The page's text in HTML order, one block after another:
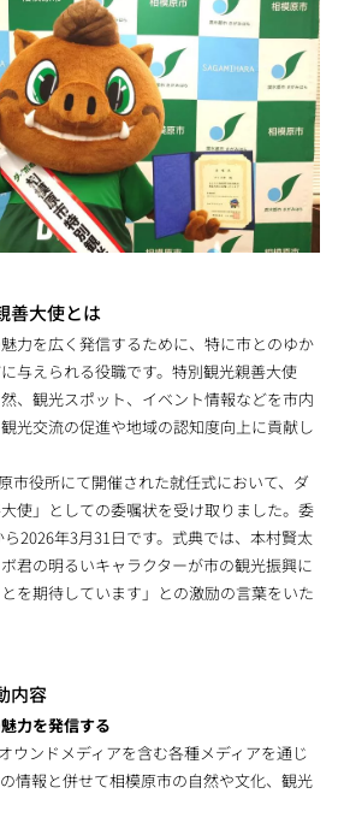
善大使とは
力を広く発信するために、特に市とのゆか
与えられる役職です。特別観光親善大使
、観光スポット、イベント情報などを市内
光交流の促進や地域の認知度向上に貢献し
市役所にて開催された就任式において、ダ
使」としての委嘱状を受け取りました。委
2026年3月31日です。式典では、本村賢太
君の明るいキャラクターが市の観光振興に
を期待しています」との激励の言葉をいた
内容
力を発信する
ウンドメディアを含む各種メディアを通じ
情報と併せて相模原市の自然や文化、観光